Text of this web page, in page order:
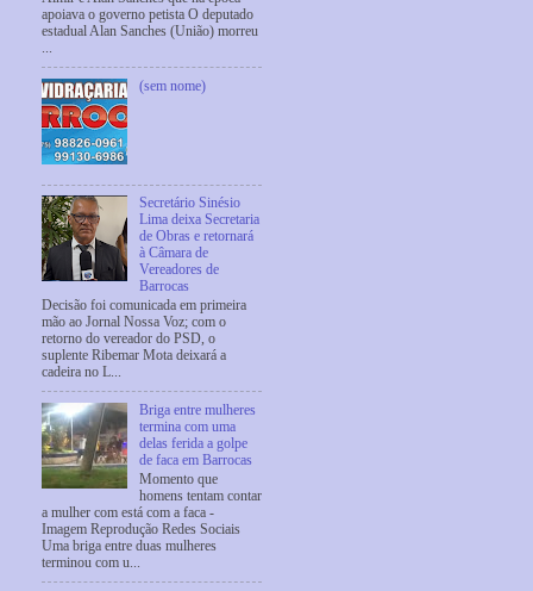
apoiava o governo petista O deputado
estadual Alan Sanches (União) morreu
...
(sem nome)
Secretário Sinésio
Lima deixa Secretaria
de Obras e retornará
à Câmara de
Vereadores de
Barrocas
Decisão foi comunicada em primeira
mão ao Jornal Nossa Voz; com o
retorno do vereador do PSD, o
suplente Ribemar Mota deixará a
cadeira no L...
Briga entre mulheres
termina com uma
delas ferida a golpe
de faca em Barrocas
Momento que
homens tentam contar
a mulher com está com a faca -
Imagem Reprodução Redes Sociais
Uma briga entre duas mulheres
terminou com u...